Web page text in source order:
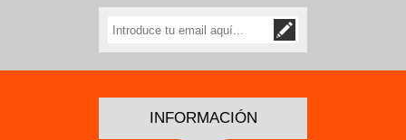
INFORMACIÓN